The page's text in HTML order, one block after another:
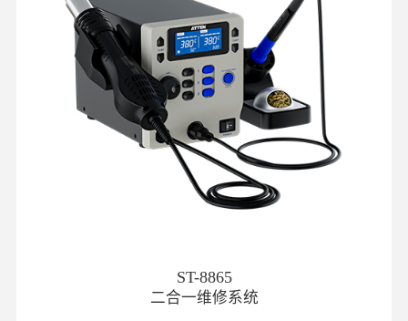
ST-8865
二合一维修系统